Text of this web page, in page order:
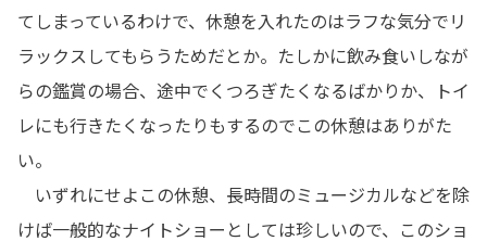
てしまっているわけで、休憩を入れたのはラフな気分でリ
ラックスしてもらうためだとか。たしかに飲み食いしなが
らの鑑賞の場合、途中でくつろぎたくなるばかりか、トイ
レにも行きたくなったりもするのでこの休憩はありがた
い。
いずれにせよこの休憩、長時間のミュージカルなどを除
けば一般的なナイトショーとしては珍しいので、このショ